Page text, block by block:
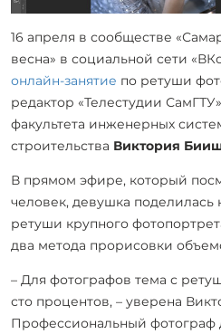
16 апреля в сообществе
весна» в социальной сети
онлайн-занятие по ретуши
редактор «Телестудии
факультета инженерных
строительства Виктория
В прямом эфире, который
человек, девушка
ретуши крупного
два метода прорисовки
– Для фотографов тема с
сто процентов, – уверена
Профессиональный фотограф